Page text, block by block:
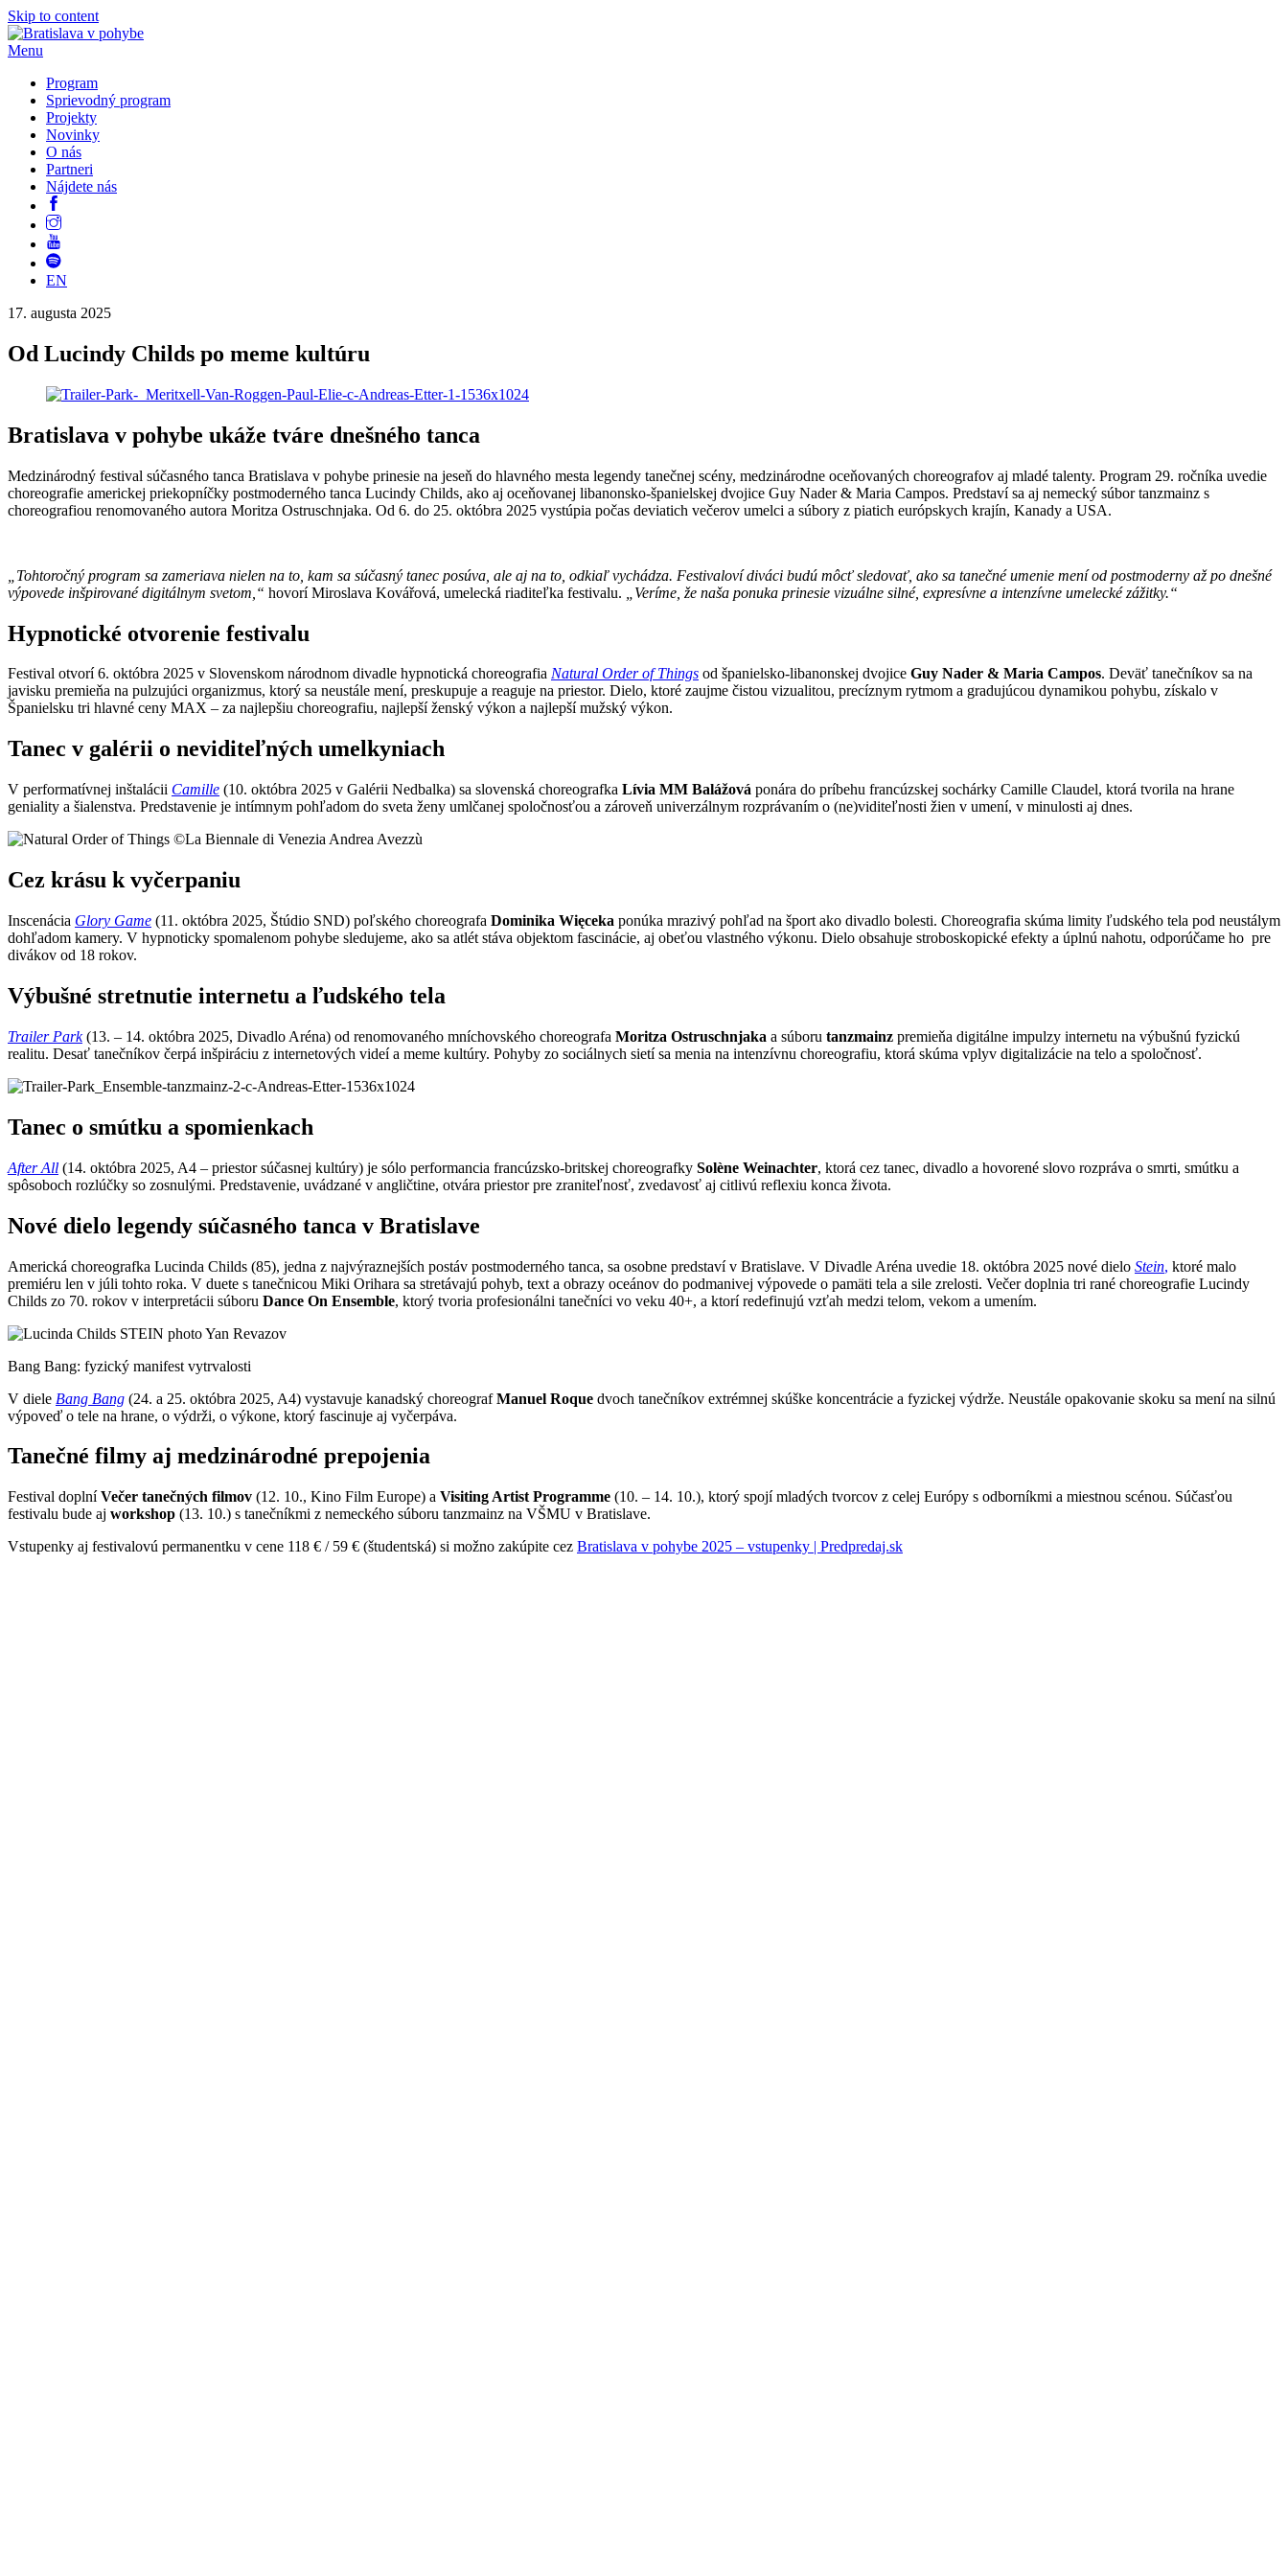
Skip to content
Menu
Program
Sprievodný program
Projekty
Novinky
O nás
Partneri
Nájdete nás
EN
17. augusta 2025
Od Lucindy Childs po meme kultúru
Bratislava v pohybe ukáže tváre dnešného tanca
Medzinárodný festival súčasného tanca Bratislava v pohybe prinesie na jeseň do hlavného mesta legendy tanečnej scény, medzinárodne oceňovaných choreografov aj mladé talenty. Program 29. ročníka uvedie
choreografie americkej priekopníčky postmoderného tanca Lucindy Childs, ako aj oceňovanej libanonsko-španielskej dvojice Guy Nader & Maria Campos. Predstaví sa aj nemecký súbor tanzmainz s
choreografiou renomovaného autora Moritza Ostruschnjaka. Od 6. do 25. októbra 2025 vystúpia počas deviatich večerov umelci a súbory z piatich európskych krajín, Kanady a USA.
„Tohtoročný program sa zameriava nielen na to, kam sa súčasný tanec posúva, ale aj na to, odkiaľ vychádza. Festivaloví diváci budú môcť sledovať, ako sa tanečné umenie mení od postmoderny až po dnešné
výpovede inšpirované digitálnym svetom,“ hovorí Miroslava Kovářová, umelecká riaditeľka festivalu. „Veríme, že naša ponuka prinesie vizuálne silné, expresívne a intenzívne umelecké zážitky.“
Hypnotické otvorenie festivalu
Festival otvorí 6. októbra 2025 v Slovenskom národnom divadle hypnotická choreografia Natural Order of Things od španielsko-libanonskej dvojice Guy Nader & Maria Campos. Deväť tanečníkov sa na
javisku premieňa na pulzujúci organizmus, ktorý sa neustále mení, preskupuje a reaguje na priestor. Dielo, ktoré zaujme čistou vizualitou, precíznym rytmom a gradujúcou dynamikou pohybu, získalo v
Španielsku tri hlavné ceny MAX – za najlepšiu choreografiu, najlepší ženský výkon a najlepší mužský výkon.
Tanec v galérii o neviditeľných umelkyniach
V performatívnej inštalácii Camille (10. októbra 2025 v Galérii Nedbalka) sa slovenská choreografka Lívia MM Balážová ponára do príbehu francúzskej sochárky Camille Claudel, ktorá tvorila na hrane
geniality a šialenstva. Predstavenie je intímnym pohľadom do sveta ženy umlčanej spoločnosťou a zároveň univerzálnym rozprávaním o (ne)viditeľnosti žien v umení, v minulosti aj dnes.
Cez krásu k vyčerpaniu
Inscenácia Glory Game (11. októbra 2025, Štúdio SND) poľského choreografa Dominika Więceka ponúka mrazivý pohľad na šport ako divadlo bolesti. Choreografia skúma limity ľudského tela pod neustálym
dohľadom kamery. V hypnoticky spomalenom pohybe sledujeme, ako sa atlét stáva objektom fascinácie, aj obeťou vlastného výkonu. Dielo obsahuje stroboskopické efekty a úplnú nahotu, odporúčame ho pre
divákov od 18 rokov.
Výbušné stretnutie internetu a ľudského tela
Trailer Park(13. – 14. októbra 2025, Divadlo Aréna) od renomovaného mníchovského choreografa Moritza Ostruschnjaka a súboru tanzmainz premieňa digitálne impulzy internetu na výbušnú fyzickú
realitu. Desať tanečníkov čerpá inšpiráciu z internetových videí a meme kultúry. Pohyby zo sociálnych sietí sa menia na intenzívnu choreografiu, ktorá skúma vplyv digitalizácie na telo a spoločnosť.
Tanec o smútku a spomienkach
After All (14. októbra 2025, A4 – priestor súčasnej kultúry) je sólo performancia francúzsko-britskej choreografky Solène Weinachter, ktorá cez tanec, divadlo a hovorené slovo rozpráva o smrti, smútku a
spôsoboch rozlúčky so zosnulými. Predstavenie, uvádzané v angličtine, otvára priestor pre zraniteľnosť, zvedavosť aj citlivú reflexiu konca života.
Nové dielo legendy súčasného tanca v Bratislave
Americká choreografka Lucinda Childs (85), jedna z najvýraznejších postáv postmoderného tanca, sa osobne predstaví v Bratislave. V Divadle Aréna uvedie 18. októbra 2025 nové dielo Stein, ktoré malo
premiéru len v júli tohto roka. V duete s tanečnicou Miki Orihara sa stretávajú pohyb, text a obrazy oceánov do podmanivej výpovede o pamäti tela a sile zrelosti. Večer doplnia tri rané choreografie Lucindy
Childs zo 70. rokov v interpretácii súboru Dance On Ensemble, ktorý tvoria profesionálni tanečníci vo veku 40+, a ktorí redefinujú vzťah medzi telom, vekom a umením.
Bang Bang: fyzický manifest vytrvalosti
V diele Bang Bang (24. a 25. októbra 2025, A4) vystavuje kanadský choreografManuel Roque dvoch tanečníkov extrémnej skúške koncentrácie a fyzickej výdrže. Neustále opakovanie skoku sa mení na silnú
výpoveď o tele na hrane, o výdrži, o výkone, ktorý fascinuje aj vyčerpáva.
Tanečné filmy aj medzinárodné prepojenia
Festival doplníVečer tanečných filmov (12. 10., Kino Film Europe) a Visiting Artist Programme (10. – 14. 10.), ktorý spojí mladých tvorcov z celej Európy s odborníkmi a miestnou scénou. Súčasťou
festivalu bude aj workshop (13. 10.) s tanečníkmi z nemeckého súboru tanzmainz na VŠMU v Bratislave.
Vstupenky aj festivalovú permanentku v cene 118 € / 59 € (študentská) si možno zakúpite cez Bratislava v pohybe 2025 – vstupenky | Predpredaj.sk